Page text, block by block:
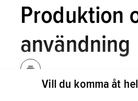
Produktion
användning
Vill du komma åt